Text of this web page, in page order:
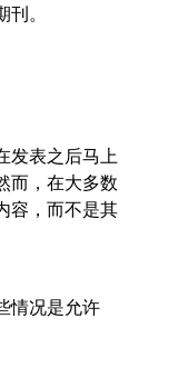
。
发表之后马上
而，在大多数
容，而不是其
情况是允许